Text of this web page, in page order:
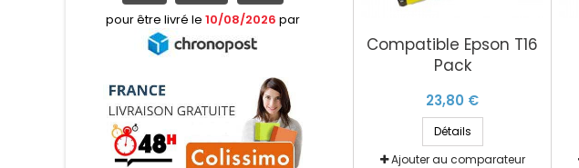
pour être livré le 10/08/2026 par
Compatible Epson T16
Pack
23,80 €
Détails
Ajouter au comparateur